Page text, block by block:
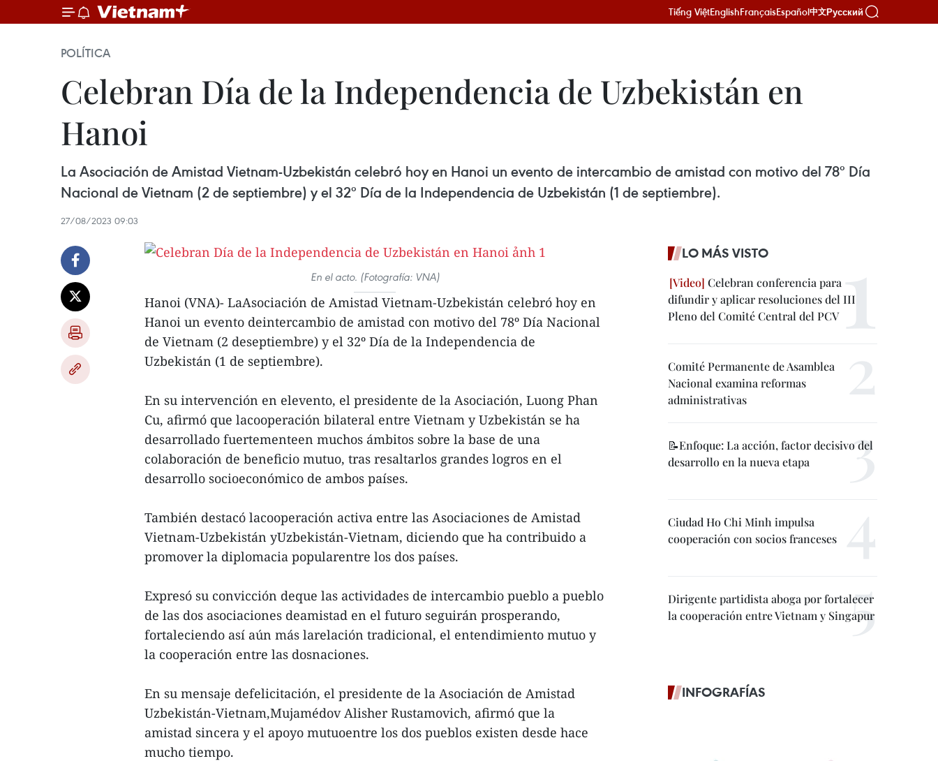
Tiếng ViệtEnglishFrançaisEspañol中文Русский
POLÍTICA
Celebran Día de la Independencia de Uzbekistán en
Hanoi
La Asociación de Amistad Vietnam-Uzbekistán celebró hoy en Hanoi un evento de intercambio de amistad con motivo del 78º Día
Nacional de Vietnam (2 de septiembre) y el 32º Día de la Independencia de Uzbekistán (1 de septiembre).
27/08/2023 09:03
En el acto. (Fotografía: VNA)
Hanoi (VNA)- LaAsociación de Amistad Vietnam-Uzbekistán celebró hoy en
Hanoi un evento deintercambio de amistad con motivo del 78º Día Nacional
de Vietnam (2 deseptiembre) y el 32º Día de la Independencia de
Uzbekistán (1 de septiembre).
En su intervención en elevento, el presidente de la Asociación, Luong Phan
Cu, afirmó que lacooperación bilateral entre Vietnam y Uzbekistán se ha
desarrollado fuertementeen muchos ámbitos sobre la base de una
colaboración de beneficio mutuo, tras resaltarlos grandes logros en el
desarrollo socioeconómico de ambos países.
También destacó lacooperación activa entre las Asociaciones de Amistad
Vietnam-Uzbekistán yUzbekistán-Vietnam, diciendo que ha contribuido a
promover la diplomacia popularentre los dos países.
Expresó su convicción deque las actividades de intercambio pueblo a pueblo
de las dos asociaciones deamistad en el futuro seguirán prosperando,
fortaleciendo así aún más larelación tradicional, el entendimiento mutuo y
la cooperación entre las dosnaciones.
En su mensaje defelicitación, el presidente de la Asociación de Amistad
Uzbekistán-Vietnam,Mujamédov Alisher Rustamovich, afirmó que la
amistad sincera y el apoyo mutuoentre los dos pueblos existen desde hace
mucho tiempo.
LO MÁS VISTO
Celebran conferencia para
difundir y aplicar resoluciones del III
Pleno del Comité Central del PCV
Comité Permanente de Asamblea
Nacional examina reformas
administrativas
📝Enfoque: La acción, factor decisivo del
desarrollo en la nueva etapa
Ciudad Ho Chi Minh impulsa
cooperación con socios franceses
Dirigente partidista aboga por fortalecer
la cooperación entre Vietnam y Singapur
INFOGRAFÍAS